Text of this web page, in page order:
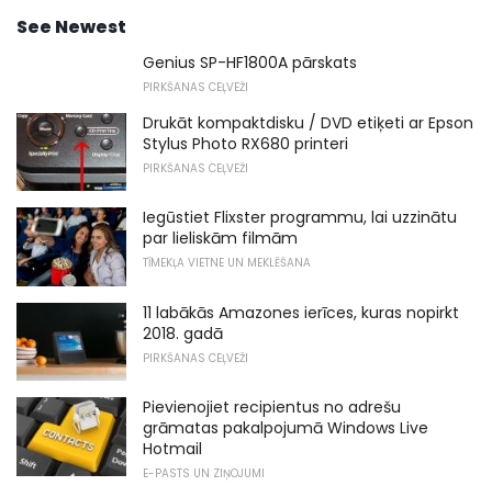
See Newest
Genius SP-HF1800A pārskats
PIRKŠANAS CEĻVEŽI
Drukāt kompaktdisku / DVD etiķeti ar Epson
Stylus Photo RX680 printeri
PIRKŠANAS CEĻVEŽI
Iegūstiet Flixster programmu, lai uzzinātu
par lieliskām filmām
TĪMEKĻA VIETNE UN MEKLĒŠANA
11 labākās Amazones ierīces, kuras nopirkt
2018. gadā
PIRKŠANAS CEĻVEŽI
Pievienojiet recipientus no adrešu
grāmatas pakalpojumā Windows Live
Hotmail
E-PASTS UN ZIŅOJUMI